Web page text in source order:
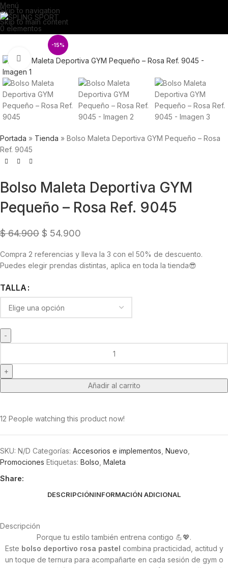
Skip to navigation
Skip to main content
Menú
0 elementos
-15%
Click para agrandar
Portada » Tienda » Bolso Maleta Deportiva GYM Pequeño – Rosa
Ref. 9045
Bolso Maleta Deportiva GYM
Pequeño – Rosa Ref. 9045
$64.900 $ 54.900
Compra 2 referencias y lleva la 3 con el 50% de descuento.
Puedes elegir prendas distintas, aplica en toda la tienda😎
TALLA
Añadir al carrito
12 People watching this product now!
SKU: N/D Categorías: Accesorios e implementos Nuevo
Promociones Etiquetas: Bolso Maleta
Share:
DESCRIPCIÓNINFORMACIÓN ADICIONAL
Descripción
Porque tu estilo también entrena contigo 💪💖.
Este bolso deportivo rosa pastel combina practicidad, actitud y
un toque de ternura para acompañarte en cada sesión de gym o